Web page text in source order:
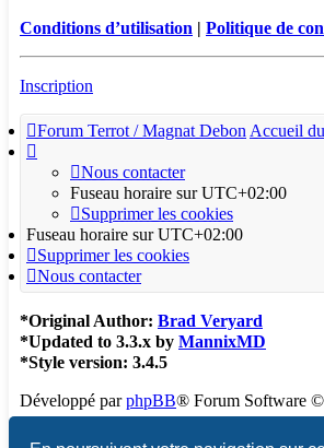
Conditions d’utilisation | Politique de
Inscription
Forum Terrot / Magnat Debon Accueil
Nous contacter
Fuseau horaire surUTC+02:00
Supprimer les cookies
Fuseau horaire surUTC+02:00
Supprimer les cookies
Nous contacter
*Original Author: Brad Veryard
*Updated to 3.3.x by MannixMD
*Style version: 3.4.5
Développé parphpBB® Forum Software
Traduction française officielle© Qiaeru